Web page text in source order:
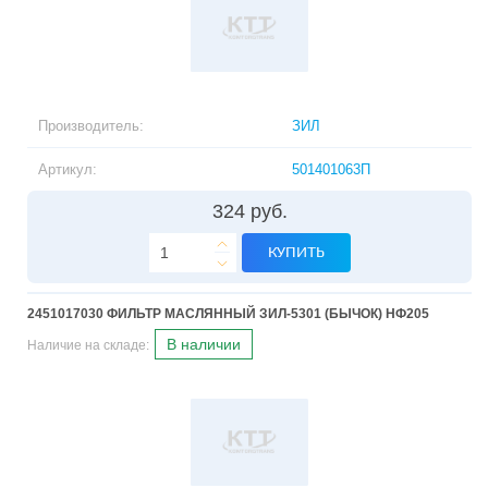
Производитель: ЗИЛ
Артикул: 501401063П
324 руб.
КУПИТЬ
2451017030 ФИЛЬТР МАСЛЯННЫЙ ЗИЛ-5301 (БЫЧОК) НФ205
Наличие на складе: В наличии